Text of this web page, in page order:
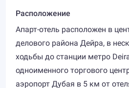
Расположение
Апарт-отель расположен в
делового района Дейра, в
ходьбы до станции метро
одноименного торгового
аэропорт Дубая в 5 км от